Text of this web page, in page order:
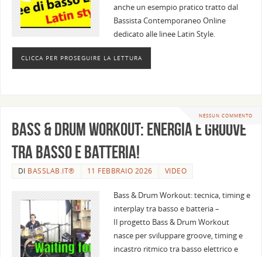
anche un esempio pratico tratto dal
Bassista Contemporaneo Online
dedicato alle linee Latin Style.
CLICCA PER PROSEGUIRE LA LETTURA
NESSUN COMMENTO
Bass & Drum Workout: energia e groove
tra basso e batteria!
DI BASSLAB.IT® 11 FEBBRAIO 2026 VIDEO
Bass & Drum Workout: tecnica, timing e
interplay tra basso e batteria –
Il progetto Bass & Drum Workout
nasce per sviluppare groove, timing e
incastro ritmico tra basso elettrico e